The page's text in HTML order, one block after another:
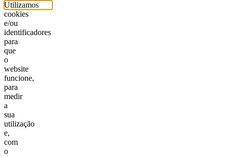
Utilizamos
cookies
e/ou
identificadores
para
que
o
website
funcione,
para
medir
a
sua
utilização
e,
com
o